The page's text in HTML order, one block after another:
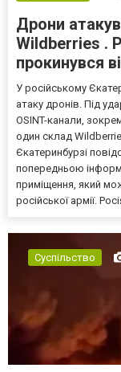
Дрони
Wildberries .
прокинувся
У російському
атаку дронів. Під
OSINT-канали,
один склад
Єкатеринбурзі
попередньою
приміщення, який
російської армії.
Суспільство